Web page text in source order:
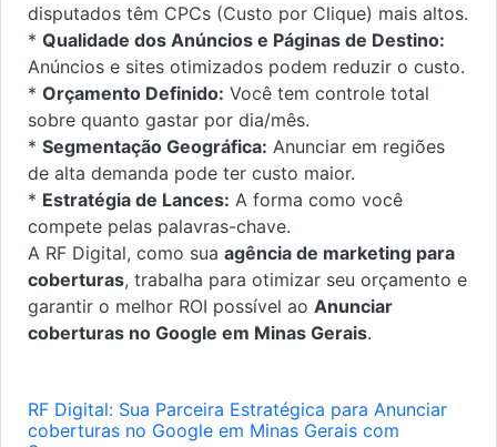
disputados têm CPCs (Custo por Clique) mais altos.
* Qualidade dos Anúncios e Páginas de Destino:
Anúncios e sites otimizados podem reduzir o custo.
* Orçamento Definido: Você tem controle total
sobre quanto gastar por dia/mês.
* Segmentação Geográfica: Anunciar em regiões
de alta demanda pode ter custo maior.
* Estratégia de Lances: A forma como você
compete pelas palavras-chave.
A RF Digital, como sua agência de marketing para
coberturas, trabalha para otimizar seu orçamento e
garantir o melhor ROI possível ao Anunciar
coberturas no Google em Minas Gerais.
RF Digital: Sua Parceira Estratégica para Anunciar
coberturas no Google em Minas Gerais com